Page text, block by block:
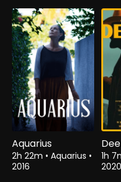
Aquarius
2h 22m • Aquarius •
2016
1h
2020